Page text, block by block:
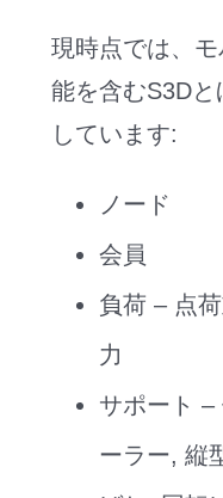
現時点では、
能を含むS3Dと
しています:
ノード
会員
負荷 – 点
力
サポート –
ーラー, 縦